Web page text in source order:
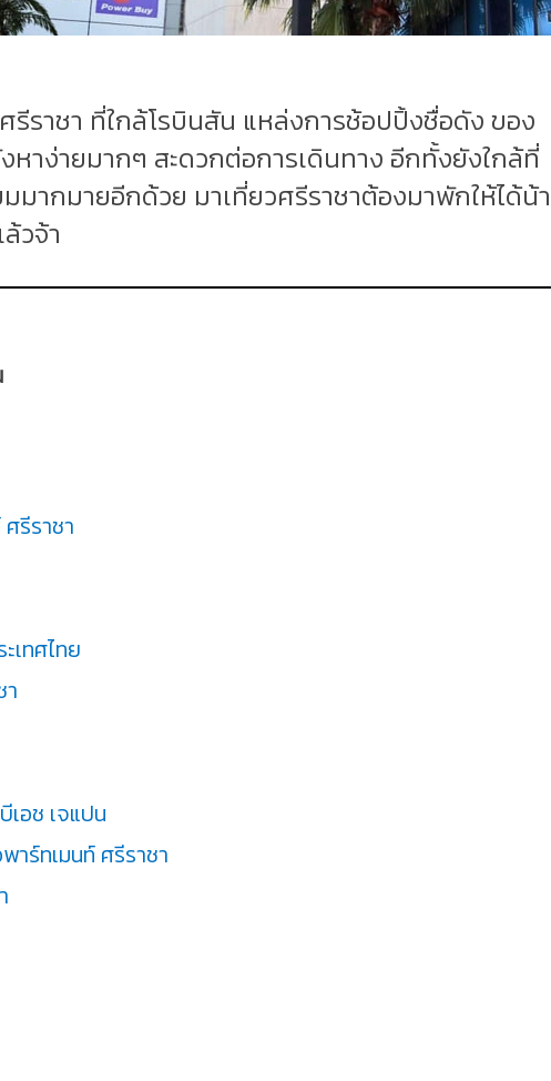
รีราชา ที่ใกล้โรบินสัน แหล่งการช้อปปิ้งชื่อดัง ของ
าง่ายมากๆ สะดวกต่อการเดินทาง อีกทั้งยังใกล้ที่
ากมายอีกด้วย มาเที่ยวศรีราชาต้องมาพักให้ได้น้า
วจ้า
รีราชา
เทศไทย
เอช เจแปน
าร์ทเมนท์ ศรีราชา